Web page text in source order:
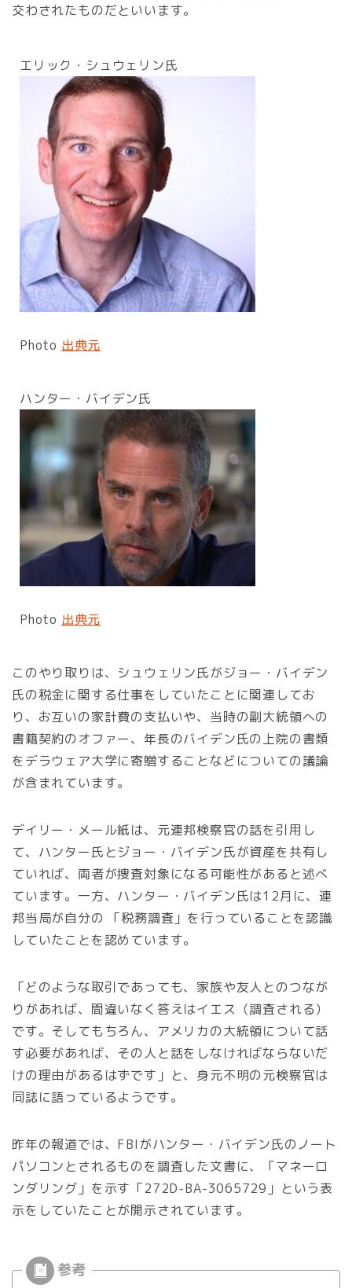
交わされたものだといいます。
エリック・シュウェリン氏
Photo 出典元
ハンター・バイデン氏
Photo 出典元
このやり取りは、シュウェリン氏がジョー・バイデン
氏の税金に関する仕事をしていたことに関連してお
り、お互いの家計費の支払いや、当時の副大統領への
書籍契約のオファー、年長のバイデン氏の上院の書類
をデラウェア大学に寄贈することなどについての議論
が含まれています。
デイリー・メール紙は、元連邦検察官の話を引用し
て、ハンター氏とジョー・バイデン氏が資産を共有し
ていれば、両者が捜査対象になる可能性があると述べ
ています。一方、ハンター・バイデン氏は12月に、連
邦当局が自分の 「税務調査」を行っていることを認識
していたことを認めています。
「どのような取引であっても、家族や友人とのつなが
りがあれば、間違いなく答えはイエス（調査される）
です。そしてもちろん、アメリカの大統領について話
す必要があれば、その人と話をしなければならないだ
けの理由があるはずです」と、身元不明の元検察官は
同誌に語っているようです。
昨年の報道では、FBIがハンター・バイデン氏のノート
パソコンとされるものを調査した文書に、「マネーロ
ンダリング」を示す「272D-BA-3065729」という表
示をしていたことが開示されています。